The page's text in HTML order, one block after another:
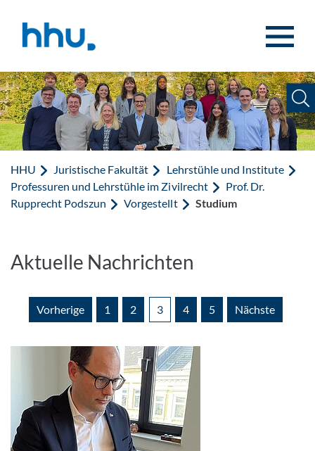
HHU Juristische Fakultät
Lehrstühle und Institute
Professuren und Lehrstühle im Zivilrecht
Prof. Dr.
Rupprecht Podszun
Vorgestellt Studium
Aktuelle Nachrichten
Vorherige 1 2 3 4 5 Nächste